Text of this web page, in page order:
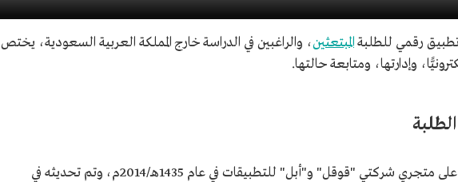
رقمي للطلبةالمبتعثين، والراغبين في الدراسة خارج المملكة العربية السعودية، يختص
وإدارتها، ومتابعة حالتها.
أُطلق تطبيق سفير الطلبة على متجري شركتي "قوقل" و"أبل" للتطبيقات في عام 1435هـ/2014م، وتم تحديثه في